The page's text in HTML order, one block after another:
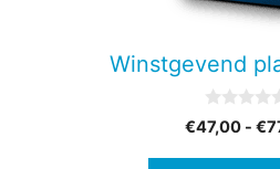
Winstgevend
0
v
€47,00 - €
productpagina